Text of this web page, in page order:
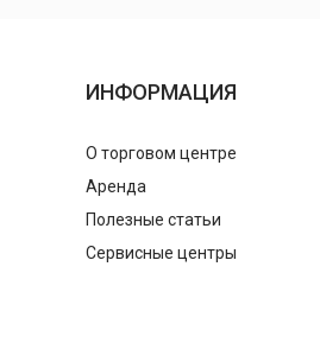
ИНФОРМАЦИЯ
О торговом центре
Аренда
Полезные статьи
Сервисные центры